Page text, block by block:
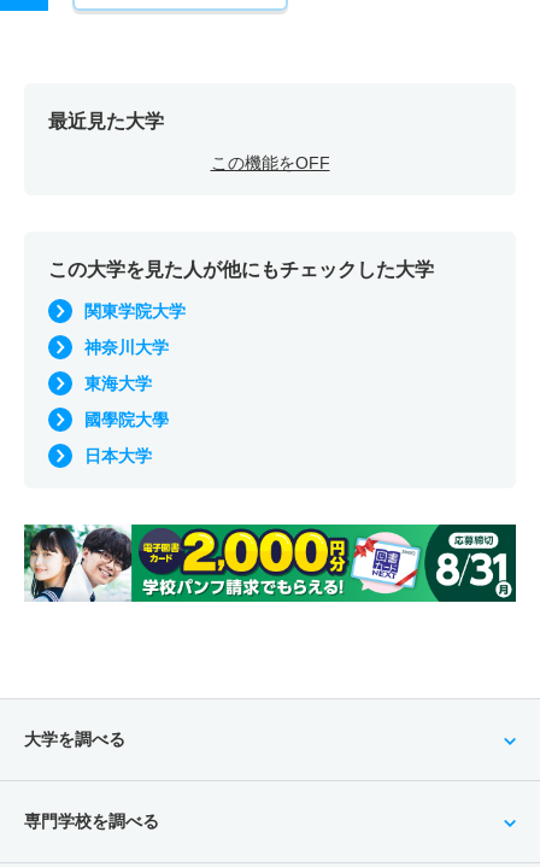
最近見た大学
この機能をOFF
この大学を見た人が他にもチェックした大学
関東学院大学
神奈川大学
東海大学
國學院大學
日本大学
大学を調べる
専門学校を調べる